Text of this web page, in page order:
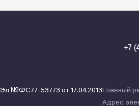
+7
Эл №ФС77-53773 от 17.04.2013Главный
Адрес